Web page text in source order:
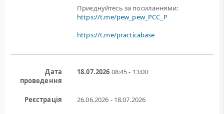
Приєднуйтесь за посиланнями:
https://t.me/pew_pew_PCC_P
https://t.me/practicabase
Дата
проведення
18.07.2026 08:45 - 13:00
Реєстрація 26.06.2026 - 18.07.2026